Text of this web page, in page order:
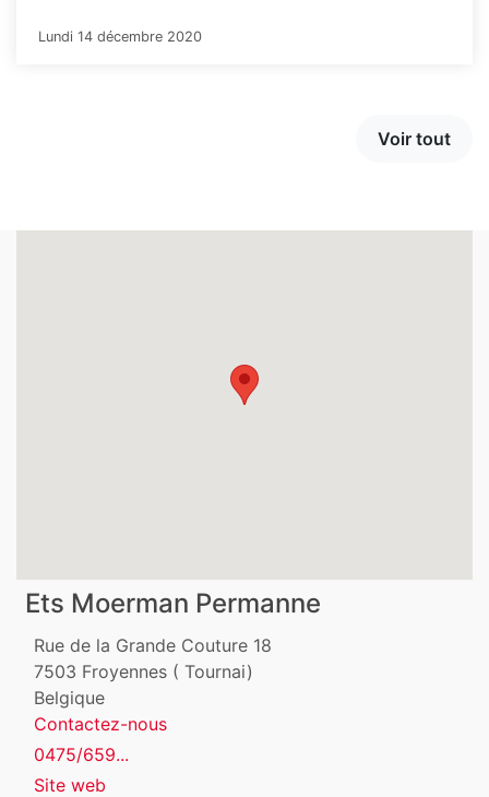
Lundi 14 décembre 2020
Voir tout
Ets Moerman Permanne
Rue de la Grande Couture 18
7503 Froyennes ( Tournai)
Belgique
Contactez-nous
0475/659...
Site web